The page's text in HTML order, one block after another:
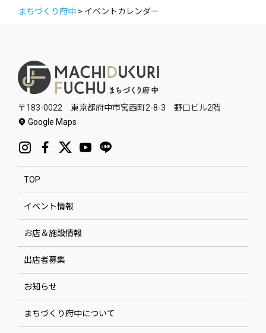
まちづくり府中 > イベントカレンダー
〒183-0022 東京都府中市宮西町2-8-3 野口ビル2階
Google Maps
TOP
イベント情報
お店＆施設情報
出店者募集
お知らせ
まちづくり府中について